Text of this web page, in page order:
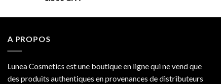
A PROPOS
Lunea Cosmetics est une boutique en ligne qui ne vend que
des produits authentiques en provenances de distributeurs